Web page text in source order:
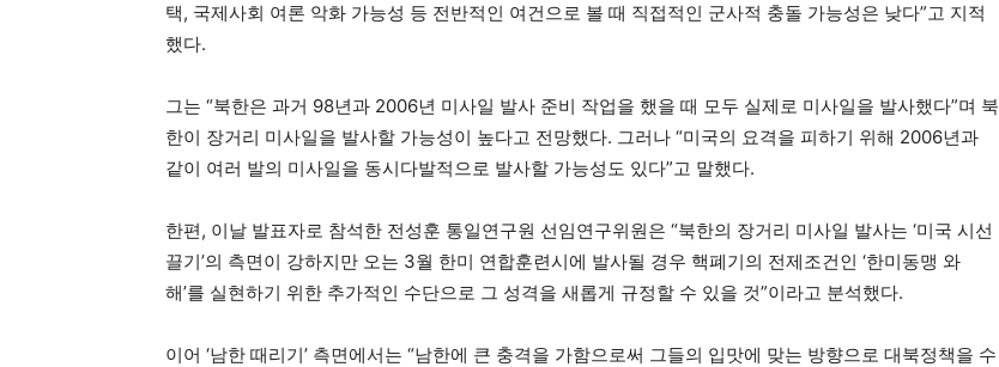
택, 국제사회 여론 악화 가능성 등 전반적인 여건으로 볼 때 직접적인 군사적 충돌 가능성은 낮다”고 지적
했다.
그는 “북한은 과거 98년과 2006년 미사일 발사 준비 작업을 했을 때 모두 실제로 미사일을 발사했다”며 북
한이 장거리 미사일을 발사할 가능성이 높다고 전망했다. 그러나 “미국의 요격을 피하기 위해 2006년과
같이 여러 발의 미사일을 동시다발적으로 발사할 가능성도 있다”고 말했다.
한편, 이날 발표자로 참석한 전성훈 통일연구원 선임연구위원은 “북한의 장거리 미사일 발사는 ‘미국 시선
끌기’의 측면이 강하지만 오는 3월 한미 연합훈련시에 발사될 경우 핵폐기의 전제조건인 ‘한미동맹 와
해’를 실현하기 위한 추가적인 수단으로 그 성격을 새롭게 규정할 수 있을 것”이라고 분석했다.
이어 ‘남한 때리기’ 측면에서는 “남한에 큰 충격을 가함으로써 그들의 입맛에 맞는 방향으로 대북정책을 수